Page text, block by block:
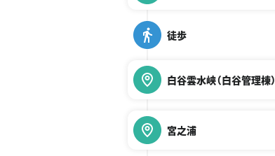
徒歩
白谷雲水峡（白谷管理棟）
宮之浦